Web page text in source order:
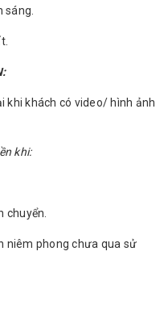
sáng.
khi khách có video/ hình ảnh
khi:
chuyển.
niêm phong chưa qua sử